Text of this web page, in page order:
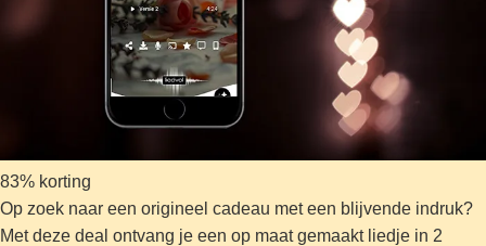
83% korting
Op zoek naar een origineel cadeau met een blijvende indruk?
Met deze deal ontvang je een op maat gemaakt liedje in 2